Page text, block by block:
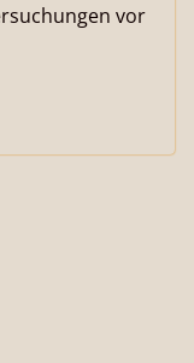
vor